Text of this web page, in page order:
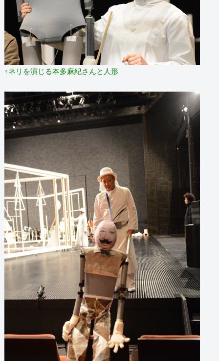
↑ネリを演じる本多麻紀さんと人形